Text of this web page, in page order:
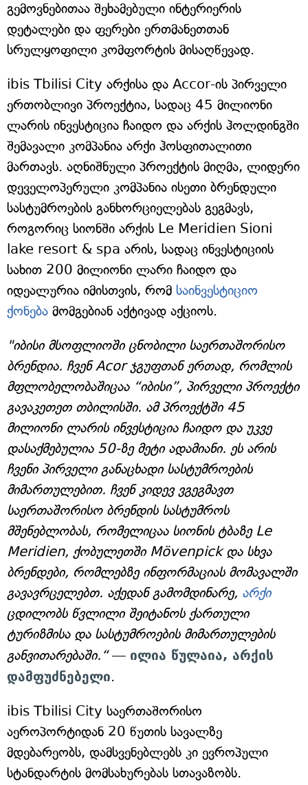
გემოვნებითაა შეხამებული ინტერიერის
დეტალები და ფერები ერთმანეთთან
სრულყოფილი კომფორტის მისაღწევად.
ibis Tbilisi City არქისა და Accor-ის პირველი
ერთობლივი პროექტია, სადაც 45 მილიონი
ლარის ინვესტიცია ჩაიდო და არქის ჰოლდინგში
შემავალი კომპანია არქი ჰოსფითალითი
მართავს. აღნიშნული პროექტის მიღმა, ლიდერი
დეველოპერული კომპანია ისეთი ბრენდული
სასტუმროების განხორციელებას გეგმავს,
როგორიც სიონში არქის Le Meridien Sioni
lake resort & spa არის, სადაც ინვესტიციის
სახით 200 მილიონი ლარი ჩაიდო და
იდეალურია იმისთვის, რომ საინვესტიციო
ქონება მომგებიან აქტივად აქციოს.
"იბისი მსოფლიოში ცნობილი საერთაშორისო
ბრენდია. ჩვენ Acor ჯგუფთან ერთად, რომლის
მფლობელობაშიცაა “იბისი”, პირველი პროექტი
გავაკეთეთ თბილისში. ამ პროექტში 45
მილიონი ლარის ინვესტიცია ჩაიდო და უკვე
დასაქმებულია 50-ზე მეტი ადამიანი. ეს არის
ჩვენი პირველი განაცხადი სასტუმროების
მიმართულებით. ჩვენ კიდევ ვგეგმავთ
საერთაშორისო ბრენდის სასტუმროს
მშენებლობას, რომელიცაა სიონის ტბაზე Le
Meridien, ქობულეთში Mövenpick და სხვა
ბრენდები, რომლებზე ინფორმაციას მომავალში
გავავრცელებთ. აქედან გამომდინარე, არქი
ცდილობს წვლილი შეიტანოს ქართული
ტურიზმისა და სასტუმროების მიმართულების
განვითარებაში.“— ილია წულაია, არქის
დამფუძნებელი.
ibis Tbilisi City საერთაშორისო
აეროპორტიდან 20 წუთის სავალზე
მდებარეობს, დამსვენებლებს კი ევროპული
სტანდარტის მომსახურებას სთავაზობს.